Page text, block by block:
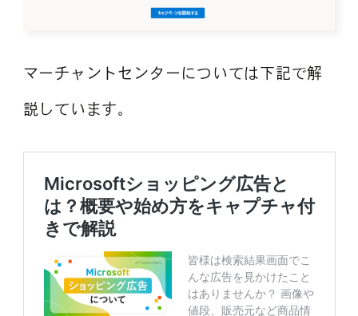
マーチャントセンターについては下記で解
説しています。